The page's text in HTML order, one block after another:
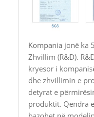
Kompania jonë ka
Zhvillim (R&D).
kryesor i
dhe zhvillimin e
detyrat e
produktit. Qendra